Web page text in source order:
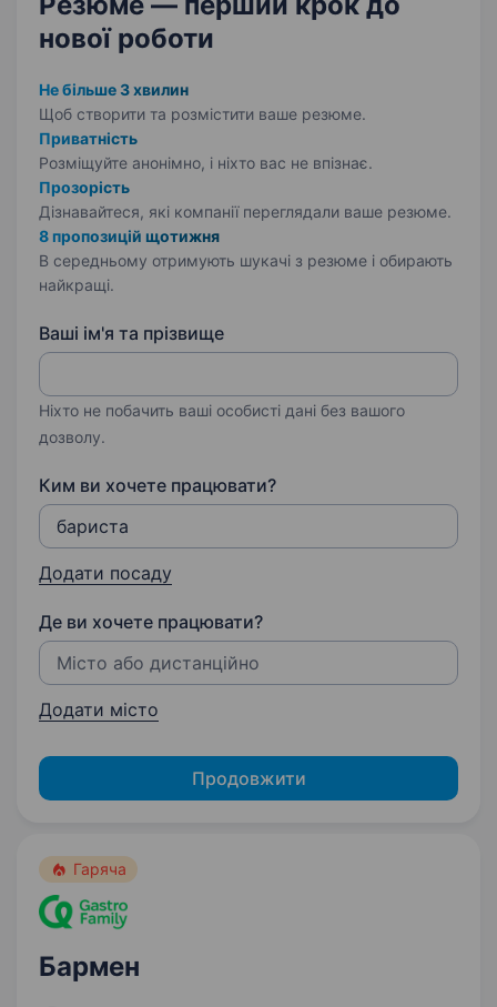
нової роботи
Не більше 3 хвилин
Щоб створити та розмістити ваше резюме.
Приватність
Розміщуйте анонімно, і ніхто вас не впізнає.
Прозорість
Дізнавайтеся, які компанії переглядали ваше резюме.
8 пропозицій щотижня
В середньому отримують шукачі з резюме і обирають
найкращі.
Ваші ім'я та прізвище
Ніхто не побачить ваші особисті дані без вашого
дозволу.
Ким ви хочете працювати?
Додати посаду
Де ви хочете працювати?
Додати місто
Продовжити
Гаряча
Бармен